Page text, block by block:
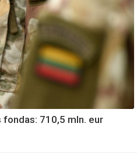
710,5 mln. eur